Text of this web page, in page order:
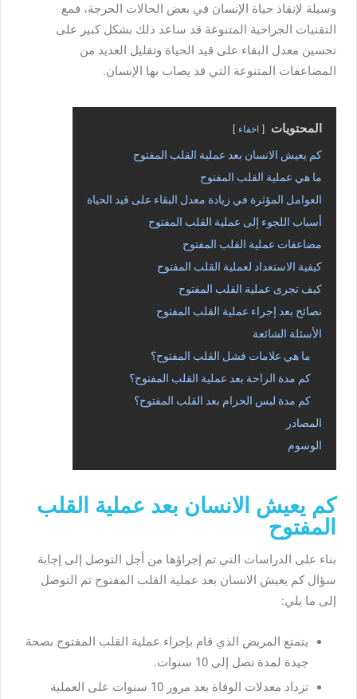
وسيلة لإنقاذ حياة الإنسان في بعض الحالات الحرجة، فمع
التقنيات الجراحية المتنوعة قد ساعد ذلك بشكل كبير على
تحسين معدل البقاء على قيد الحياة وتقليل العديد من
المضاعفات المتنوعة التي قد يصاب بها الإنسان.
المحتويات اخفاء
كم يعيش الانسان بعد عملية القلب المفتوح
ما هي عملية القلب المفتوح
العوامل المؤثرة في زيادة معدل البقاء على قيد الحياة
أسباب اللجوء إلى عملية القلب المفتوح
مضاعفات عملية القلب المفتوح
كيفية الاستعداد لعملية القلب المفتوح
كيف تجرى عملية القلب المفتوح
نصائح بعد إجراء عملية القلب المفتوح
الأسئلة الشائعة
ما هي علامات فشل القلب المفتوح؟
كم مدة الراحة بعد عملية القلب المفتوح؟
كم مدة لبس الحزام بعد القلب المفتوح؟
المصادر
الوسوم
كم يعيش الانسان بعد عملية القلب
المفتوح
بناء على الدراسات التي تم إجراؤها من أجل التوصل إلى إجابة
سؤال كم يعيش الانسان بعد عملية القلب المفتوح تم التوصل
إلى ما يلي:
يتمتع المريض الذي قام بإجراء عملية القلب المفتوح بصحة
جيدة لمدة تصل إلى 10 سنوات.
تزداد معدلات الوفاة بعد مرور 10 سنوات على العملية